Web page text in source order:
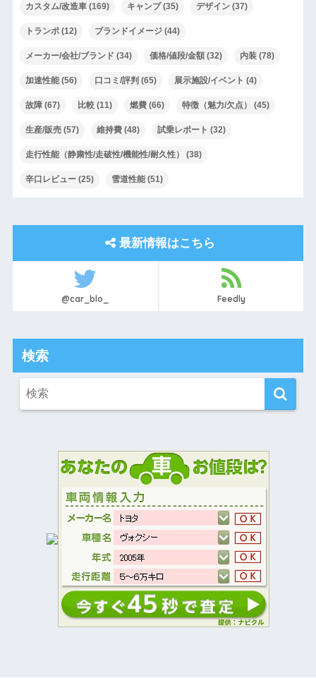
カスタム/改造車(169) キャンプ(35) デザイン(37)
トランポ(12) ブランドイメージ(44)
メーカー/会社/ブランド (34) 価格/値段/金額(32) 内装(78)
加速性能(56) 口コミ/評判 (65) 展示施設/イベント (4)
故障(67) 比較(11) 燃費(66) 特徴（魅力/欠点） (45)
生産/販売(57) 維持費(48) 試乗レポート (32)
走行性能（静粛性/走破性/機能性/耐久性） (38)
辛口レビュー(25) 雪道性能(51)
最新情報はこちら
@car_blo_ Feedly
検索